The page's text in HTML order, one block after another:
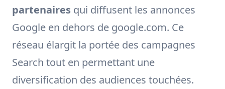
partenaires qui diffusent les annonces
Google en dehors de google.com. Ce
réseau élargit la portée des campagnes
Search tout en permettant une
diversification des audiences touchées.